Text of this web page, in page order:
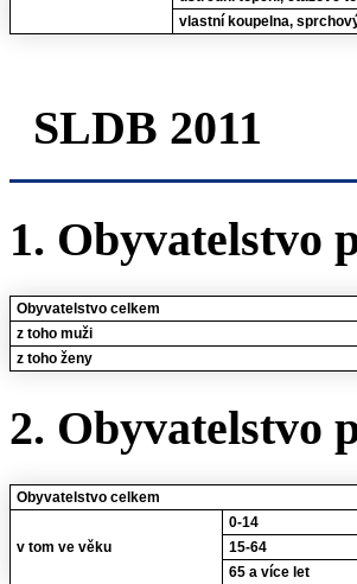
vlastní koupelna,
SLDB 2011
1. Obyvatelstvo
Obyvatelstvo celkem
z toho muži
z toho ženy
2. Obyvatelstvo
Obyvatelstvo celkem
v tom ve věku
0-14
15-64
65 a více let